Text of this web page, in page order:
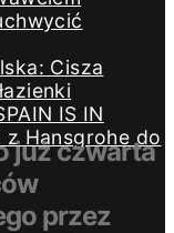
Cisza
IS IN
Hansgrohe do
już czwarta
przez